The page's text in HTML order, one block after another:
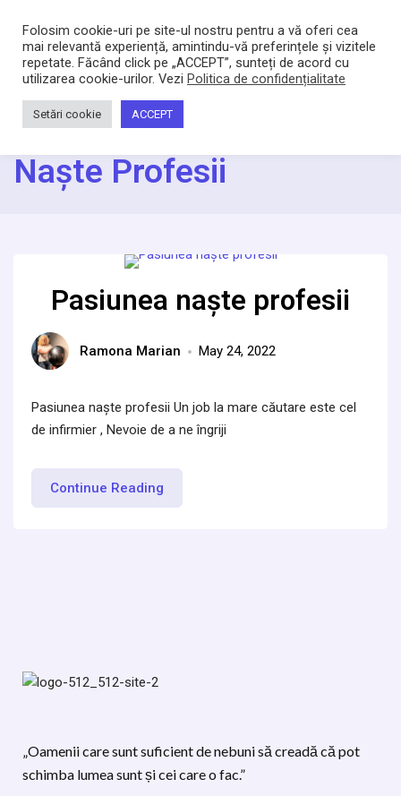
Bacltd
Locuri de munca
Home/Pasiunea naște profesii
Category:Pasiunea
Naște Profesii
Pasiunea naște profesii
Ramona Marian May 24, 2022
Pasiunea naște profesii Un job la mare căutare este cel
de infirmier , Nevoie de a ne îngriji
Continue Reading
„Oamenii care sunt suficient de nebuni să creadă că pot
schimba lumea sunt și cei care o fac.”
Folosim cookie-uri pe site-ul nostru pentru a vă oferi cea
mai relevantă experiență, amintindu-vă preferințele și vizitele
repetate. Făcând click pe „ACCEPT”, sunteți de acord cu
utilizarea cookie-urilor. Vezi Politica de confidențialitate
Setări cookie ACCEPT